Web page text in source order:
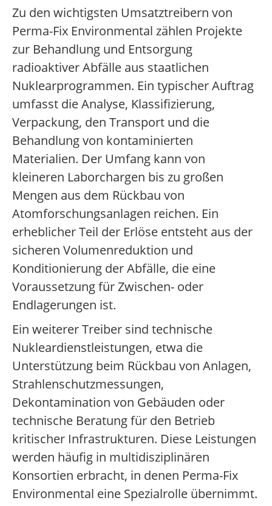
Zu den wichtigsten Umsatztreibern von
Perma-Fix Environmental zählen Projekte
zur Behandlung und Entsorgung
radioaktiver Abfälle aus staatlichen
Nuklearprogrammen. Ein typischer Auftrag
umfasst die Analyse, Klassifizierung,
Verpackung, den Transport und die
Behandlung von kontaminierten
Materialien. Der Umfang kann von
kleineren Laborchargen bis zu großen
Mengen aus dem Rückbau von
Atomforschungsanlagen reichen. Ein
erheblicher Teil der Erlöse entsteht aus der
sicheren Volumenreduktion und
Konditionierung der Abfälle, die eine
Voraussetzung für Zwischen- oder
Endlagerungen ist.
Ein weiterer Treiber sind technische
Nukleardienstleistungen, etwa die
Unterstützung beim Rückbau von Anlagen,
Strahlenschutzmessungen,
Dekontamination von Gebäuden oder
technische Beratung für den Betrieb
kritischer Infrastrukturen. Diese Leistungen
werden häufig in multidisziplinären
Konsortien erbracht, in denen Perma-Fix
Environmental eine Spezialrolle übernimmt.